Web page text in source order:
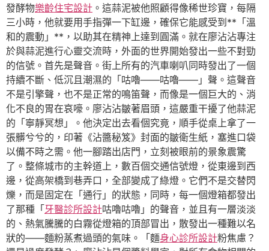
發酵物樂齡住宅設計 。這蒜泥被他照顧得像稀世珍寶，每隔
三小時，他就要用手指彈一下缸邊，確保它能感受到**「溫
和的震動」**，以助其在精神上達到圓滿。就在廖沾沾專注
於與蒜泥進行心靈交流時，外面的世界開始發出一些不對勁
的信號。首先是聲音。街上所有的汽車喇叭同時發出了一個
持續不斷、低沉且潮濕的「咕嚕——咕嚕——」聲。這聲音
不是引擎聲，也不是正常的鳴笛聲，而像是一個巨大的、消
化不良的胃在哀嚎。廖沾沾皺著眉頭，這嚴重干擾了他蒜泥
的「寧靜冥想」。他決定出去看個究竟，順手從桌上拿了一
張髒兮兮的，印著《沾醬秘笈》封面的皺衛生紙，塞進口袋
以備不時之需。他一腳踏出店門，立刻被眼前的景象震驚
了。整條城市的主幹道上，數百個交通信號燈，從東邊到西
邊，從高架橋到巷弄口，全部變成了綠燈。它們不是交替閃
爍，而是固定在「通行」的狀態，同時，每一個燈箱都發出
了那種「牙醫診所設計咕嚕咕嚕」的聲音，並且有一層淡淡
的、熱氣騰騰的白霧從燈箱的頂部冒出，散發出一種難以名
狀的——麵粉蒸煮過頭的氣味。「麵身心診所設計粉焦慮？